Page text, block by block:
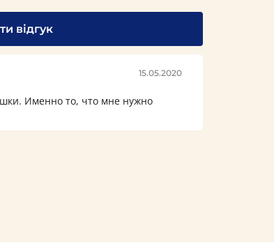
відгук
15.05.2020
Именно то, что мне нужно